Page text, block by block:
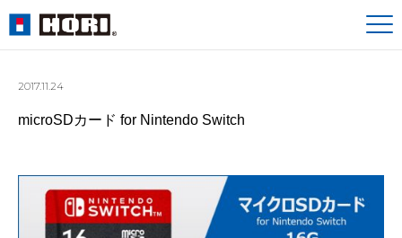
2017.11.24
microSDカード for Nintendo Switch